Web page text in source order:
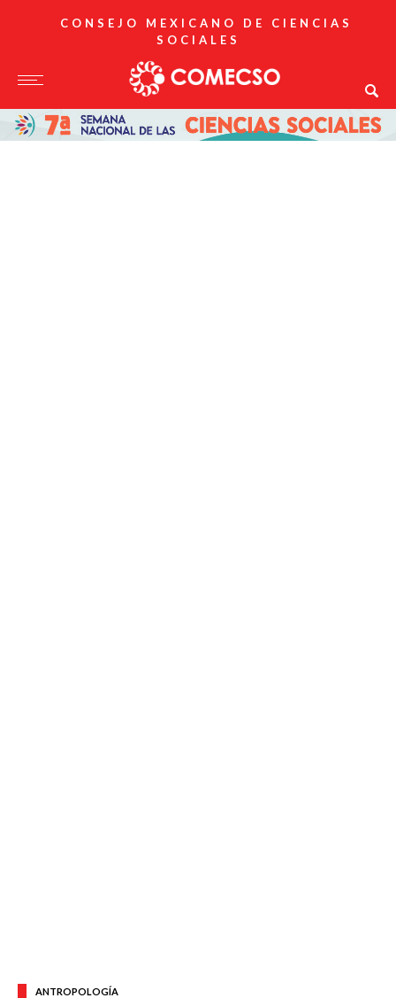
CONSEJO MEXICANO DE CIENCIAS
SOCIALES
ANTROPOLOGÍA